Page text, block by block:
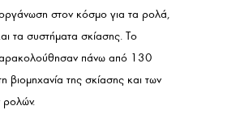
στον κόσμο για τα ρολά,
τα συστήματα σκίασης. Το
πάνω από 130
βιομηχανία της σκίασης και των
ρολών.